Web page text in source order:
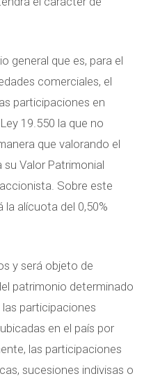
general que es, para el
comerciales, el
participaciones en
19.550 la que no
que valorando el
Valor Patrimonial
Sobre este
la alícuota del 0,50%
y será objeto de
patrimonio determinado
participaciones
en el país por
las participaciones
sucesiones indivisas o